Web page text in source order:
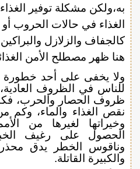
به،ولكن مشكلة توفير
الغذاء في حالات الحروب أو
كالجفاف والزلازل
هنا ظهر مصطلح الأمن
ولا يخفى على أحد خطورة
للناس في الظروف
ظروف الحصار والحرب،
نقص الغذاء والماء، وكم
وخيراتها لغيرها من
الحصول على رغيف
وناقوس الخطر يدق
والكبيرة القاتلة.